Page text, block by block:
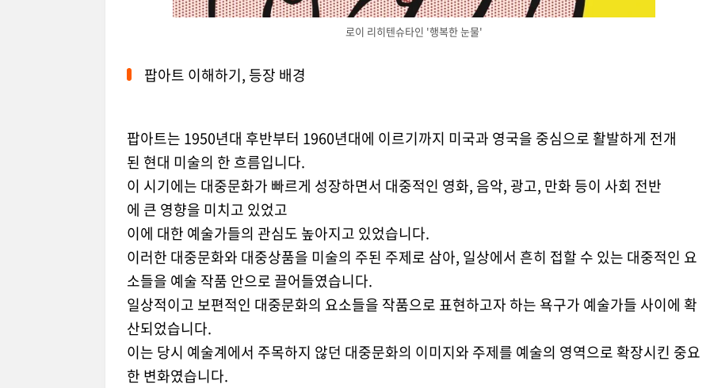
로이 리히텐슈타인 '행복한 눈물'
팝아트 이해하기, 등장 배경
팝아트는 1950년대 후반부터 1960년대에 이르기까지 미국과 영국을 중심으로 활발하게 전개
된 현대 미술의 한 흐름입니다.
이 시기에는 대중문화가 빠르게 성장하면서 대중적인 영화, 음악, 광고, 만화 등이 사회 전반
에 큰 영향을 미치고 있었고
이에 대한 예술가들의 관심도 높아지고 있었습니다.
이러한 대중문화와 대중상품을 미술의 주된 주제로 삼아, 일상에서 흔히 접할 수 있는 대중적인 요
소들을 예술 작품 안으로 끌어들였습니다.
일상적이고 보편적인 대중문화의 요소들을 작품으로 표현하고자 하는 욕구가 예술가들 사이에 확
산되었습니다.
이는 당시 예술계에서 주목하지 않던 대중문화의 이미지와 주제를 예술의 영역으로 확장시킨 중요
한 변화였습니다.